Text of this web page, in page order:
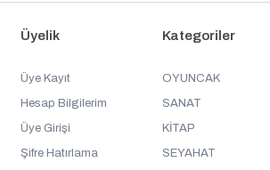
Üyelik
Üye Kayıt
Hesap Bilgilerim
Üye Girişi
Şifre Hatırlama
Kategoriler
OYUNCAK
SANAT
KİTAP
SEYAHAT